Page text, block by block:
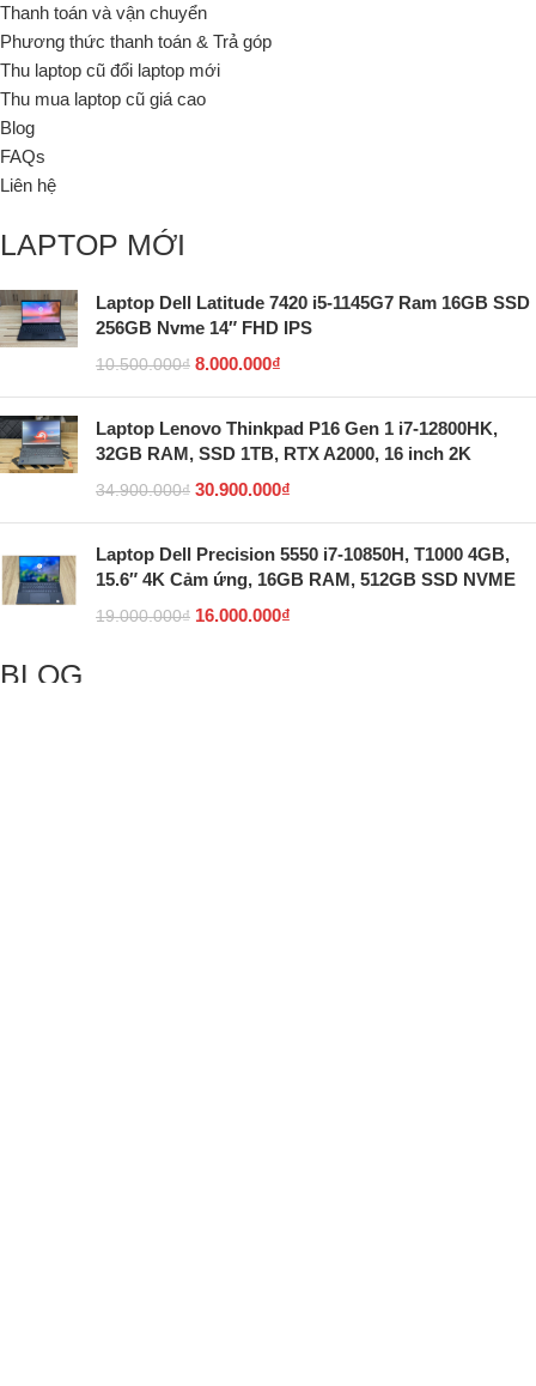
Thanh toán và vận chuyển
Phương thức thanh toán & Trả góp
Thu laptop cũ đổi laptop mới
Thu mua laptop cũ giá cao
Blog
FAQs
Liên hệ
LAPTOP MỚI
Laptop Dell Latitude 7420 i5-1145G7 Ram 16GB SSD
256GB Nvme 14″ FHD IPS
10.500.000₫ 8.000.000₫
Laptop Lenovo Thinkpad P16 Gen 1 i7-12800HK,
32GB RAM, SSD 1TB, RTX A2000, 16 inch 2K
34.900.000₫ 30.900.000₫
Laptop Dell Precision 5550 i7-10850H, T1000 4GB,
15.6″ 4K Cảm ứng, 16GB RAM, 512GB SSD NVME
19.000.000₫ 16.000.000₫
BLOG